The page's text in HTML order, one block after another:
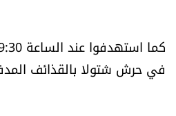
العالم
الصحافة الإسرائيلية
في حرش شتولا بالقذائف